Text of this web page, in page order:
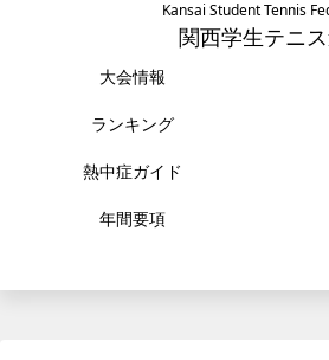
Kansai Student Tennis
関西学生テニ
大会情報
ランキング
熱中症ガイド
年間要項